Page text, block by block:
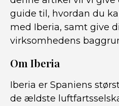
guide til, hvordan du
med Iberia, samt give
virksomhedens
Om Iberia
Iberia er Spaniens
de ældste